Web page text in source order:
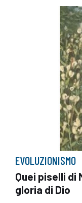
EVOLUZIONISMO
Quei piselli di
gloria di Dio